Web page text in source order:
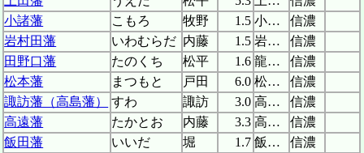
小諸藩
こもろ 牧野 1.5 小諸城
信濃
岩村田藩
いわむらだ 内藤 1.5 岩村田陣屋
信濃
田野口藩
たのくち 松平 1.6 龍岡城
信濃
松本藩
まつもと 戸田 6.0 松本城
信濃
諏訪藩（高島藩）
すわ 諏訪 3.0 高島城
信濃
高遠藩
たかとお 内藤 3.3 高遠城
信濃
飯田藩
いいだ 堀 1.7 飯田城
信濃